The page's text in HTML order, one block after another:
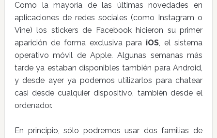
Como la mayoría de las últimas novedades en
aplicaciones de redes sociales (como Instagram o
Vine) los stickers de Facebook hicieron su primer
aparición de forma exclusiva para iOS, el sistema
operativo móvil de Apple. Algunas semanas más
tarde ya estaban disponibles también para Android,
y desde ayer ya podemos utilizarlos para chatear
casi desde cualquier dispositivo, también desde el
ordenador.
En principio, sólo podremos usar dos familias de